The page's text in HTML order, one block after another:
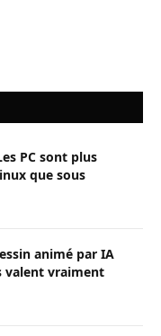
PC sont plus
que sous
animé par IA
valent vraiment